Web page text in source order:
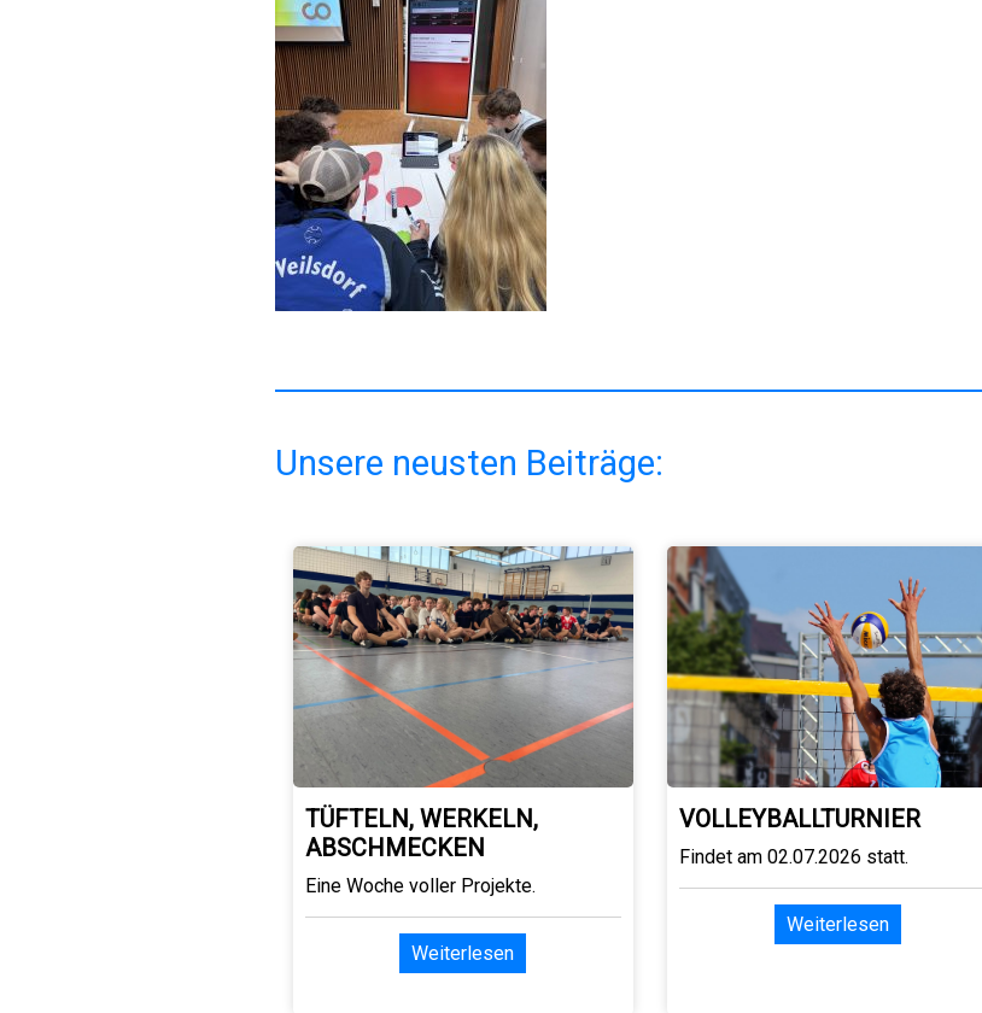
Unsere neusten Beiträge:
TÜFTELN, WERKELN,
ABSCHMECKEN
Eine Woche voller Projekte.
Weiterlesen
VOLLEYBALLTURNIER
Findet am 02.07.2026 statt.
Weiterlesen